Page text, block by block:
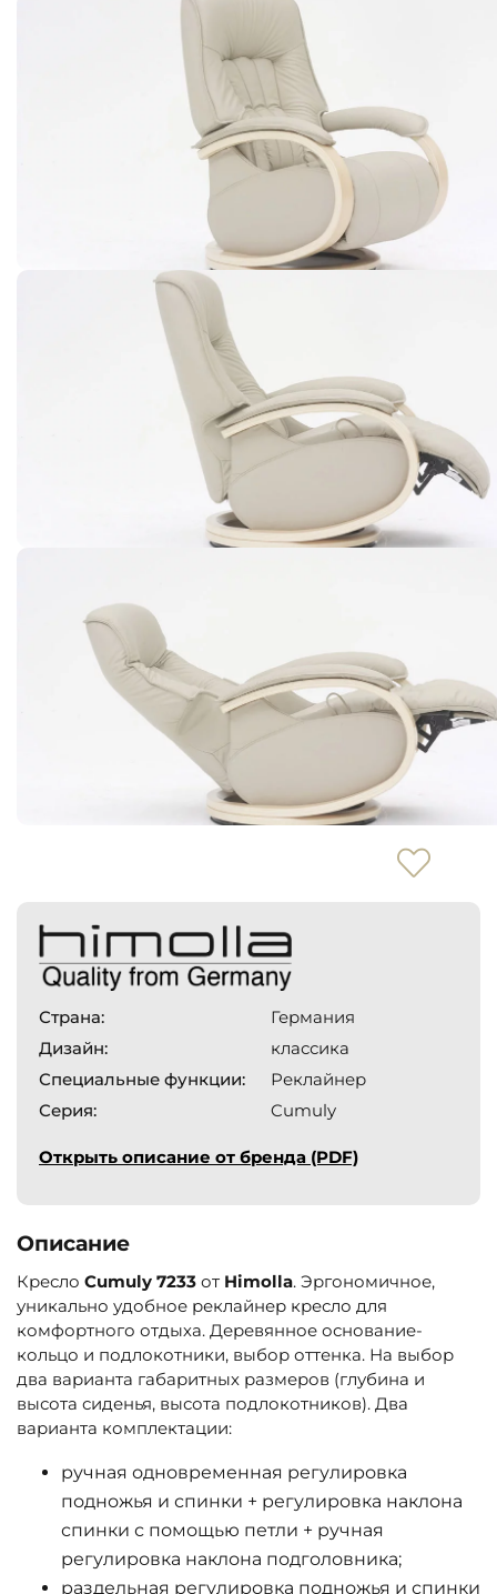
Страна:
Германия
Дизайн:
классика
Специальные функции:
Реклайнер
Серия:
Cumuly
Открыть описание от бренда (PDF)
Описание
Кресло Cumuly 7233 от Himolla. Эргономичное,
уникально удобное реклайнер кресло для
комфортного отдыха. Деревянное основание-
кольцо и подлокотники, выбор оттенка. На выбор
два варианта габаритных размеров (глубина и
высота сиденья, высота подлокотников). Два
варианта комплектации:
ручная одновременная регулировка
подножья и спинки + регулировка наклона
спинки с помощью петли + ручная
регулировка наклона подголовника;
раздельная регулировка подножья и спинки